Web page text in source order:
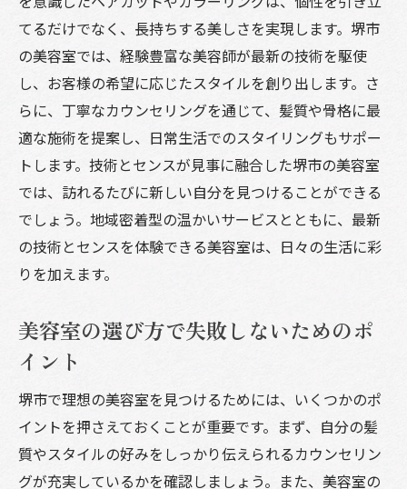
堺市の美容室で体感する最新トレンドと技術の
進化
堺市で人気のスタイルとそのテクニック
トレンドを取り入れたスタイルチェンジの
魅力
最新のスタイリング技術で叶える美しい仕
上がり
流行を取り入れたカッティングの技術
技術とトレンドを融合させたカラーデザイ
ン
新しい髪型で変わる印象作りのポイント
美容室での体験を最大化！堺市のサロンが提供
するサービスの魅力
リラックス空間での特別な時間の過ごし方
美容室訪問を楽しむための心地よいサービ
ス
てるだけでなく、長持ちする美しさを実現します。堺市
の美容室では、経験豊富な美容師が最新の技術を駆使
し、お客様の希望に応じたスタイルを創り出します。さ
らに、丁寧なカウンセリングを通じて、髪質や骨格に最
適な施術を提案し、日常生活でのスタイリングもサポー
トします。技術とセンスが見事に融合した堺市の美容室
では、訪れるたびに新しい自分を見つけることができる
でしょう。地域密着型の温かいサービスとともに、最新
の技術とセンスを体験できる美容室は、日々の生活に彩
りを加えます。
美容室の選び方で失敗しないためのポ
イント
堺市で理想の美容室を見つけるためには、いくつかのポ
イントを押さえておくことが重要です。まず、自分の髪
質やスタイルの好みをしっかり伝えられるカウンセリン
グが充実しているかを確認しましょう。また、美容室の